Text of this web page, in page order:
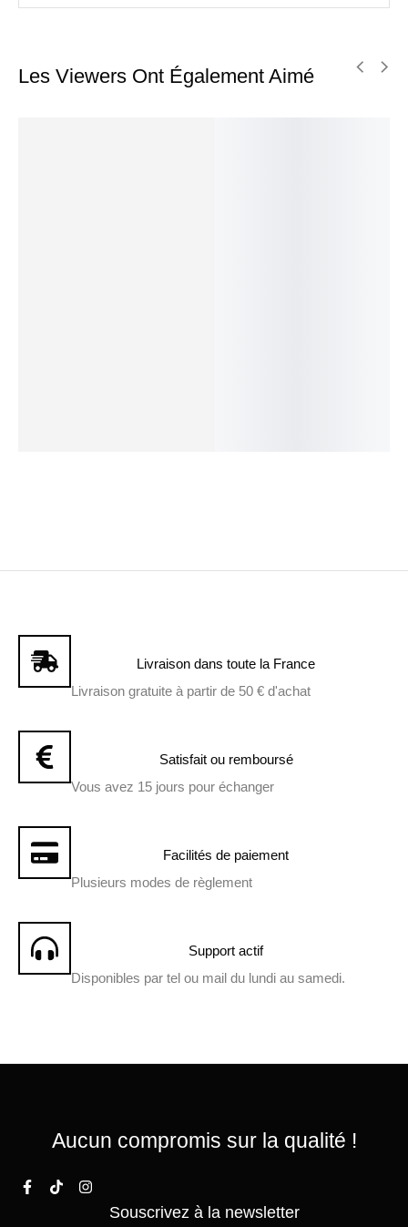
Les Viewers Ont Également Aimé
Livraison dans toute la France
Livraison gratuite à partir de 50 € d'achat
Satisfait ou remboursé
Vous avez 15 jours pour échanger
Facilités de paiement
Plusieurs modes de règlement
Support actif
Disponibles par tel ou mail du lundi au samedi.
Aucun compromis sur la qualité !
Souscrivez à la newsletter